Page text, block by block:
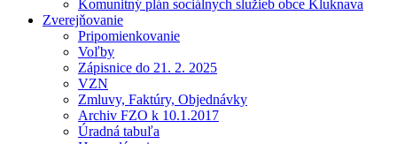
Komunitný plán sociálnych služieb obce Kluknava
Zverejňovanie
Pripomienkovanie
Voľby
Zápisnice do 21. 2. 2025
VZN
Zmluvy, Faktúry, Objednávky
Archiv FZO k 10.1.2017
Úradná tabuľa